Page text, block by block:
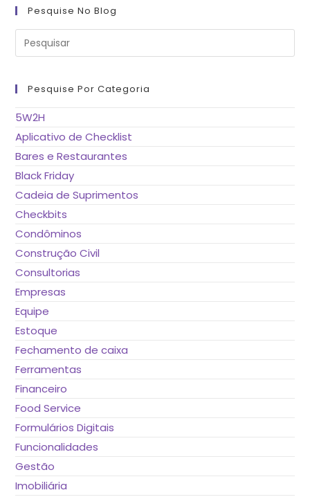
Pesquise No Blog
Pesquise Por Categoria
5W2H
Aplicativo de Checklist
Bares e Restaurantes
Black Friday
Cadeia de Suprimentos
Checkbits
Condôminos
Construção Civil
Consultorias
Empresas
Equipe
Estoque
Fechamento de caixa
Ferramentas
Financeiro
Food Service
Formulários Digitais
Funcionalidades
Gestão
Imobiliária